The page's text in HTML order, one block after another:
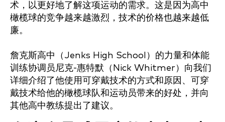
术，以更好地了解这项运动的需求。这是因为高中
橄榄球的竞争越来越激烈，技术的价格也越来越低
廉。
詹克斯高中（Jenks High School）的力量和体能
训练协调员尼克-惠特默（Nick Whitmer）向我们
详细介绍了他使用可穿戴技术的方式和原因、可穿
戴技术给他的橄榄球队和运动员带来的好处，并向
其他高中教练提出了建议。